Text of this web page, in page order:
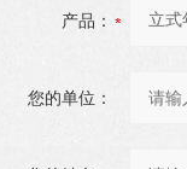
产品：
您的单位：